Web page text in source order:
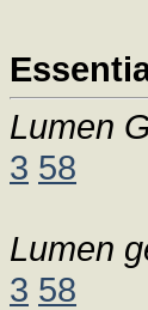
Lumen
3 58
Lumen
3 58